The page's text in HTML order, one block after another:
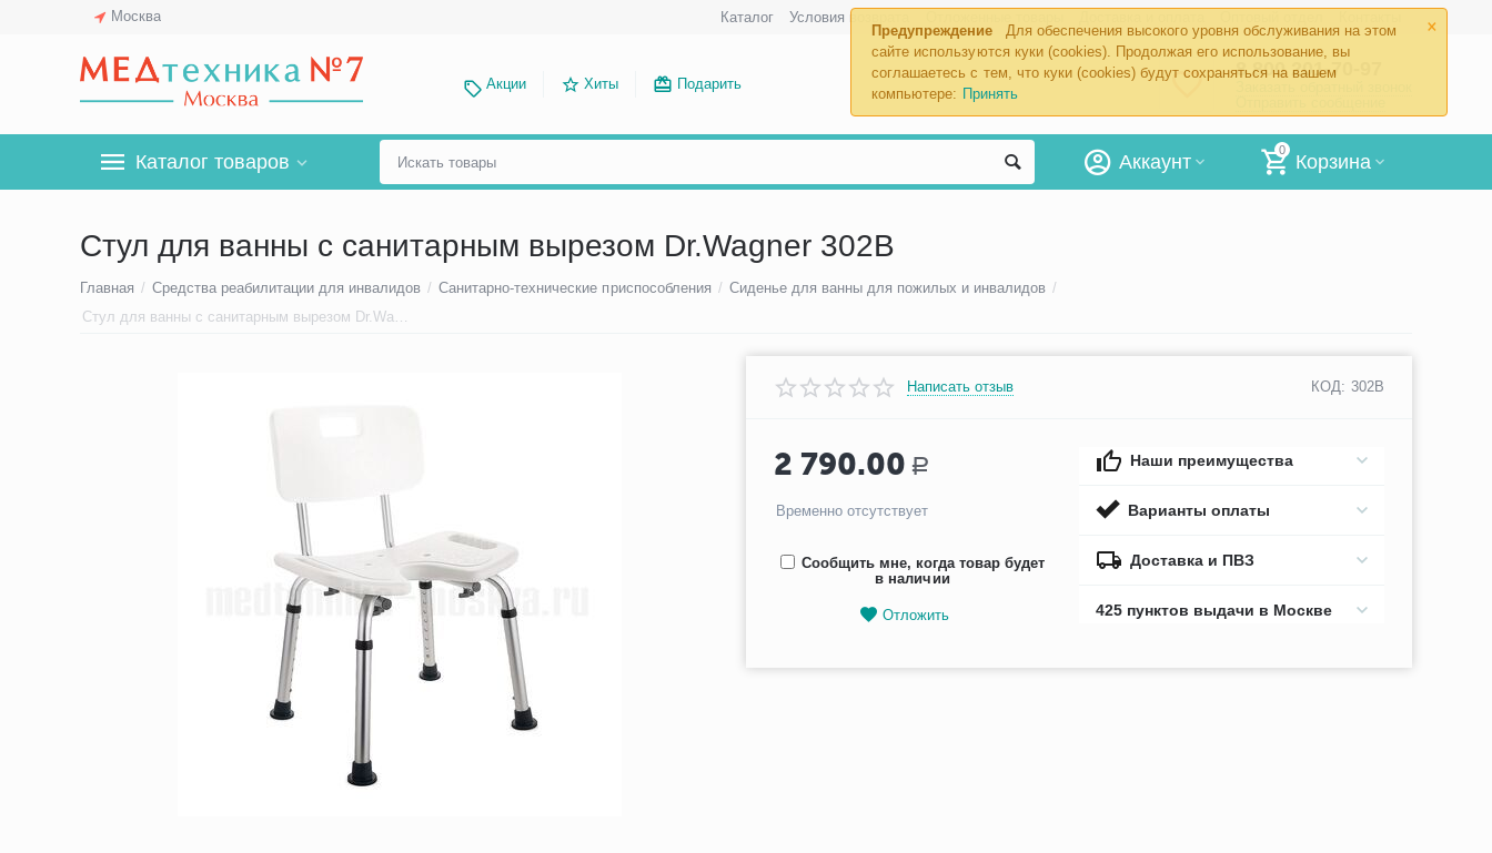
×
Предупреждение
Для обеспечения высокого уровня обслуживания на этом
сайте используются куки (cookies). Продолжая его использование, вы
соглашаетесь с тем, что куки (cookies) будут сохраняться на вашем
компьютере: Принять
Москва Каталог Условия возврата
Акции Хиты Подарить
8 800 201-70-97
Каталог товаров
0
Корзина
Аккаунт
Стул для ванны с санитарным вырезом Dr.Wagner 302B
Главная / Средства реабилитации для инвалидов / Санитарно-технические приспособления / Сиденье для ванны для пожилых и инвалидов /
Стул для ванны с санитарным вырезом Dr.Wagner 302B
Написать отзыв КОД: 302B
2 790.00 Р
Временно отсутствует
Сообщить мне, когда товар будет
в наличии
Отложить
Наши преимущества
Варианты оплаты
Доставка и ПВЗ
425 пунктов выдачи в Москве